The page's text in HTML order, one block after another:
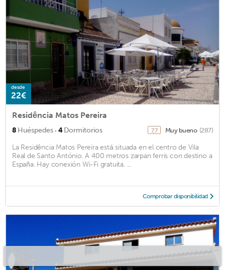
desde
22€
Residência Matos Pereira
8 Huéspedes · 4Dormitorios 7,7 Muy bueno (287)
La Residência Matos Pereira está situada en el centro de Vila
Real de Santo António. A 400 metros zarpan ferris con destino a
España. Hay conexión Wi-Fi gratuita. ...
Comprobar disponibilidad